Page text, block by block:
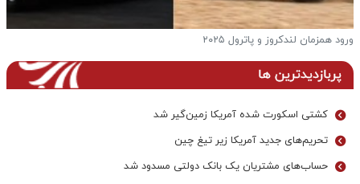
ورود همزمان لندکروز و پاترول ۲۰۲۵
پربازدیدترین ها
کشتی اسکورت شده آمریکا زمین‌گیر شد
تحریم‌های جدید آمریکا زیر تیغ چین
حساب‌های مشتریان یک بانک‌ دولتی مسدود شد